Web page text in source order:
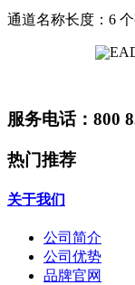
通道名称长度：6
服务电话：800
热门推荐
关于我们
公司简介
公司优势
品牌官网